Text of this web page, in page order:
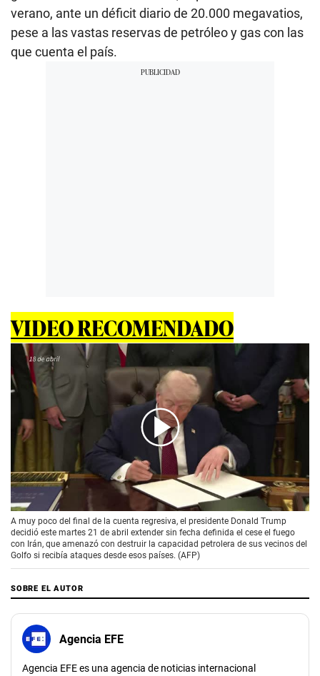
verano, ante un déficit diario de 20.000 megavatios,
pese a las vastas reservas de petróleo y gas con las
que cuenta el país.
VIDEO RECOMENDADO
A muy poco del final de la cuenta regresiva, el presidente Donald Trump
decidió este martes 21 de abril extender sin fecha definida el cese el fuego
con Irán, que amenazó con destruir la capacidad petrolera de sus vecinos del
Golfo si recibía ataques desde esos países. (AFP)
SOBRE EL AUTOR
Agencia EFE
Agencia EFE es una agencia de noticias internacional